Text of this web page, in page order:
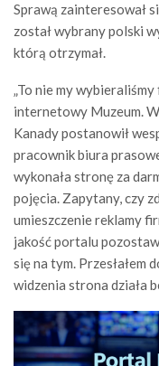
Sprawą zainteresował
został wybrany polski
którą otrzymał.
„To nie my
internetowy Muzeum.
Kanady postanowił
pracownik biura
wykonała stronę za
pojęcia. Zapytany, czy
umieszczenie reklamy
jakość portalu
się na tym.
widzenia strona działa